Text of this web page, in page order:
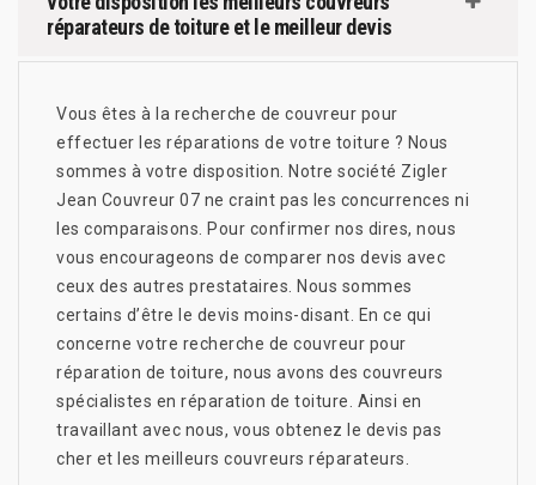
réparateurs de toiture et le meilleur devis
Vous êtes à la recherche de couvreur pour
effectuer les réparations de votre toiture ? Nous
sommes à votre disposition. Notre société Zigler
Jean Couvreur 07 ne craint pas les concurrences ni
les comparaisons. Pour confirmer nos dires, nous
vous encourageons de comparer nos devis avec
ceux des autres prestataires. Nous sommes
certains d’être le devis moins-disant. En ce qui
concerne votre recherche de couvreur pour
réparation de toiture, nous avons des couvreurs
spécialistes en réparation de toiture. Ainsi en
travaillant avec nous, vous obtenez le devis pas
cher et les meilleurs couvreurs réparateurs.